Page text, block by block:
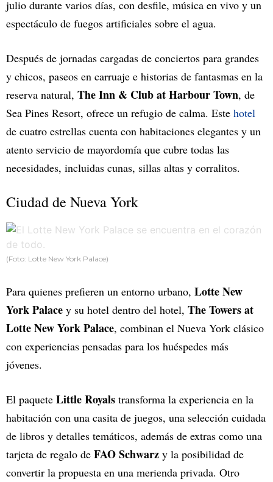
julio durante varios días, con desfile, música en vivo y un
espectáculo de fuegos artificiales sobre el agua.
Después de jornadas cargadas de conciertos para grandes
y chicos, paseos en carruaje e historias de fantasmas en la
reserva natural, The Inn & Club at Harbour Town, de
Sea Pines Resort, ofrece un refugio de calma. Este hotel
de cuatro estrellas cuenta con habitaciones elegantes y un
atento servicio de mayordomía que cubre todas las
necesidades, incluidas cunas, sillas altas y corralitos.
Ciudad de Nueva York
(Foto: Lotte New York Palace)
Para quienes prefieren un entorno urbano, Lotte New
York Palace y su hotel dentro del hotel, The Towers at
Lotte New York Palace, combinan el Nueva York clásico
con experiencias pensadas para los huéspedes más
jóvenes.
El paquete Little Royals transforma la experiencia en la
habitación con una casita de juegos, una selección cuidada
de libros y detalles temáticos, además de extras como una
tarjeta de regalo de FAO Schwarz y la posibilidad de
convertir la propuesta en una merienda privada. Otro